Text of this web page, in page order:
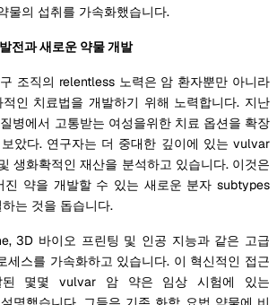
물의 섭취를 가속화했습니다.
전과 새로운 약물 개발
조직의 relentless 노력은 암 환자뿐만 아니라
인 치료법을 개발하기 위해 노력합니다. 지난
병에서 고통받는 여성을위한 치료 옵션을 확장
았다. 연구자는 더 중대한 깊이에 있는 vulvar
생화확적인 재산을 분석하고 있습니다. 이것은
진 약을 개발할 수 있는 새로운 분자 subtypes
는 것을 돕습니다.
3D 바이오 프린팅 및 인공 지능과 같은 고급
세스를 가속화하고 있습니다. 이 혁신적인 접근
된 몇몇 vulvar 암 약은 임상 시험에 있는